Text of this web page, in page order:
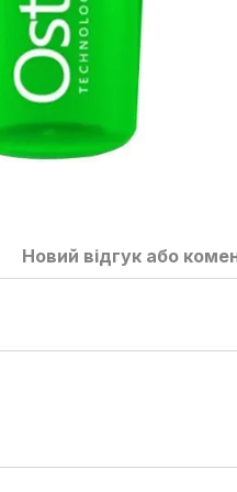
Новий відгук або